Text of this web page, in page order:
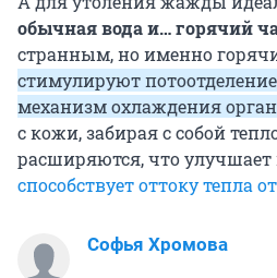
обычная вода и… горячий
странным, но именно
стимулируют
механизм охлаждения
с кожи, забирая с собой
расширяются, что
способствует оттоку тепла
Софья Хромова